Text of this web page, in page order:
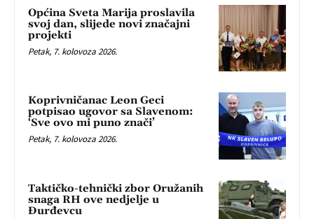
Općina Sveta Marija proslavila
svoj dan, slijede novi značajni
projekti
Petak, 7. kolovoza 2026.
Koprivničanac Leon Geci
potpisao ugovor sa Slavenom:
‘Sve ovo mi puno znači’
Petak, 7. kolovoza 2026.
Taktičko-tehnički zbor Oružanih
snaga RH ove nedjelje u
Đurđevcu